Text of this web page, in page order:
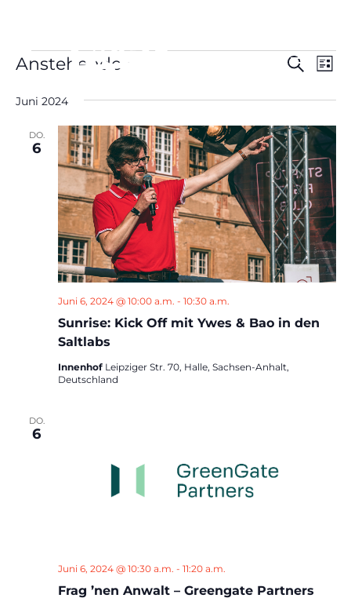
Veranstaltungen
und
SucheListe
Anstehende
wählen.
Juni 2024
DO.
6
Sunrise: Kick Off mit Ywes & Bao in den
Saltlabs
Juni 6, 2024 @ 10:00 a.m. - 10:30 a.m.
Innenhof Leipziger Str. 70, Halle, Sachsen-Anhalt,
Deutschland
DO.
6
Frag ’nen Anwalt – Greengate Partners
Juni 6, 2024 @ 10:30 a.m. - 11:20 a.m.